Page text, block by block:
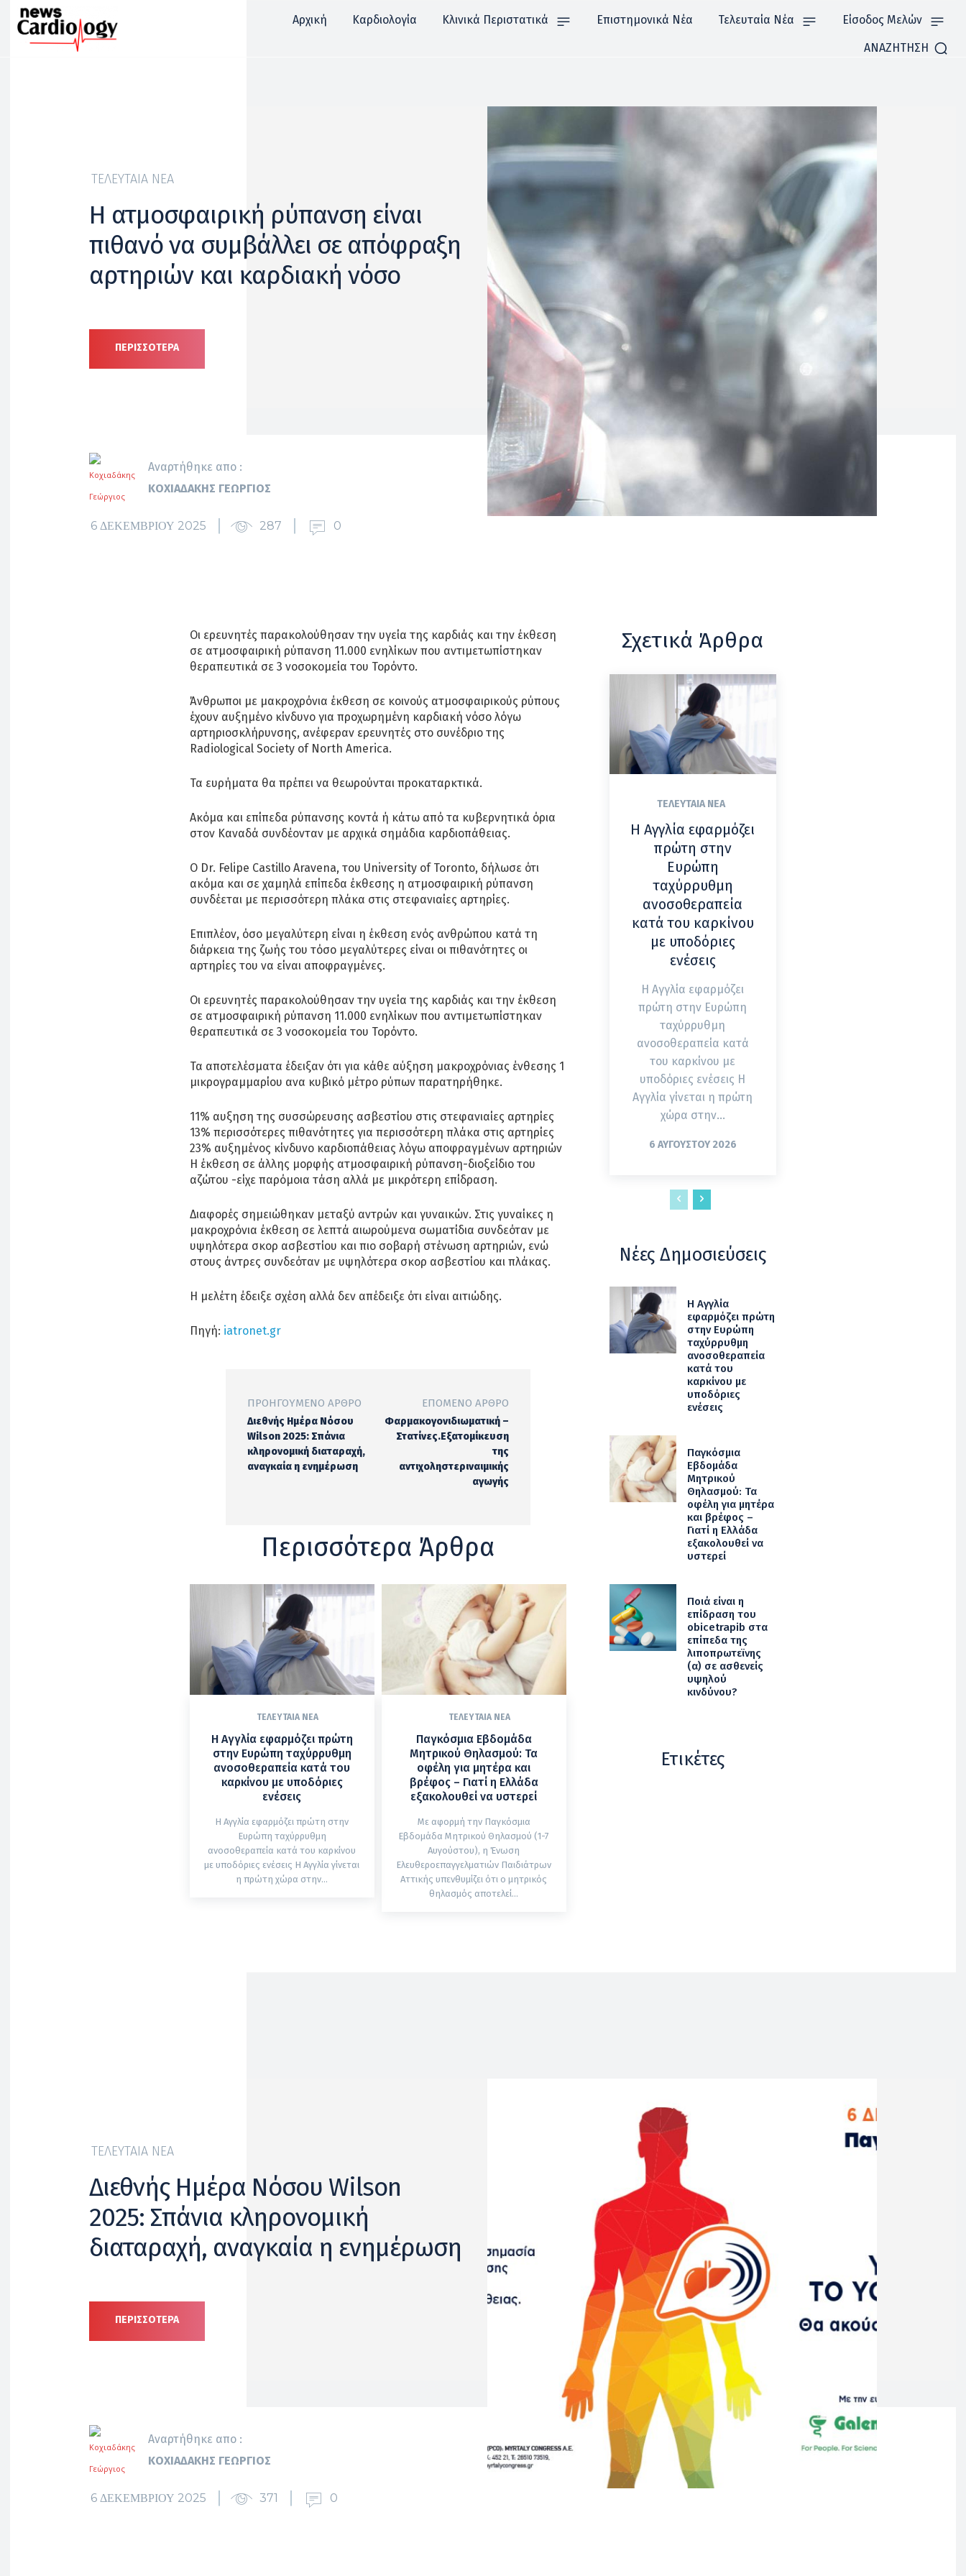
Αρχική Καρδιολογία Κλινικά Περιστατικά Επιστημονικά Νέα Τελευταία Νέα Είσοδος Μελών
ΑΝΑΖΗΤΗΣΗ
ΤΕΛΕΥΤΑΊΑ ΝΈΑ
Η ατμοσφαιρική ρύπανση είναι
πιθανό να συμβάλλει σε απόφραξη
αρτηριών και καρδιακή νόσο
ΠΕΡΙΣΣΟΤΕΡΑ
Αναρτήθηκε απο :
ΚΟΧΙΑΔΆΚΗΣ ΓΕΏΡΓΙΟΣ
6 ΔΕΚΕΜΒΡΊΟΥ 2025 287 0
Οι ερευνητές παρακολούθησαν την υγεία της καρδιάς και την έκθεση
σε ατμοσφαιρική ρύπανση 11.000 ενηλίκων που αντιμετωπίστηκαν
θεραπευτικά σε 3 νοσοκομεία του Τορόντο.
Άνθρωποι με μακροχρόνια έκθεση σε κοινούς ατμοσφαιρικούς ρύπους
έχουν αυξημένο κίνδυνο για προχωρημένη καρδιακή νόσο λόγω
αρτηριοσκλήρυνσης, ανέφεραν ερευνητές στο συνέδριο της
Radiological Society of North America.
Τα ευρήματα θα πρέπει να θεωρούνται προκαταρκτικά.
Ακόμα και επίπεδα ρύπανσης κοντά ή κάτω από τα κυβερνητικά όρια
στον Καναδά συνδέονταν με αρχικά σημάδια καρδιοπάθειας.
Ο Dr. Felipe Castillo Aravena, του University of Toronto, δήλωσε ότι
ακόμα και σε χαμηλά επίπεδα έκθεσης η ατμοσφαιρική ρύπανση
συνδέεται με περισσότερη πλάκα στις στεφανιαίες αρτηρίες.
Επιπλέον, όσο μεγαλύτερη είναι η έκθεση ενός ανθρώπου κατά τη
διάρκεια της ζωής του τόσο μεγαλύτερες είναι οι πιθανότητες οι
αρτηρίες του να είναι αποφραγμένες.
Οι ερευνητές παρακολούθησαν την υγεία της καρδιάς και την έκθεση
σε ατμοσφαιρική ρύπανση 11.000 ενηλίκων που αντιμετωπίστηκαν
θεραπευτικά σε 3 νοσοκομεία του Τορόντο.
Τα αποτελέσματα έδειξαν ότι για κάθε αύξηση μακροχρόνιας ένθεσης 1
μικρογραμμαρίου ανα κυβικό μέτρο ρύπων παρατηρήθηκε.
11% αυξηση της συσσώρευσης ασβεστίου στις στεφανιαίες αρτηρίες
13% περισσότερες πιθανότητες για περισσότερη πλάκα στις αρτηρίες
23% αυξημένος κίνδυνο καρδιοπάθειας λόγω αποφραγμένων αρτηριών
Η έκθεση σε άλλης μορφής ατμοσφαιρική ρύπανση-διοξείδιο του
αζώτου -είχε παρόμοια τάση αλλά με μικρότερη επίδραση.
Διαφορές σημειώθηκαν μεταξύ αντρών και γυναικών. Στις γυναίκες η
μακροχρόνια έκθεση σε λεπτά αιωρούμενα σωματίδια συνδεόταν με
υψηλότερα σκορ ασβεστίου και πιο σοβαρή στένωση αρτηριών, ενώ
στους άντρες συνδεόταν με υψηλότερα σκορ ασβεστίου και πλάκας.
Η μελέτη έδειξε σχέση αλλά δεν απέδειξε ότι είναι αιτιώδης.
Πηγή: iatronet.gr
ΠΡΟΗΓΟΎΜΕΝΟ ΆΡΘΡΟ
Διεθνής Ημέρα Νόσου
Wilson 2025: Σπάνια
κληρονομική διαταραχή,
αναγκαία η ενημέρωση
ΕΠΌΜΕΝΟ ΆΡΘΡΟ
Φαρμακογονιδιωματική –
Στατίνες.Εξατομίκευση
της
αντιχοληστεριναιμικής
αγωγής
Περισσότερα Άρθρα
ΤΕΛΕΥΤΑΊΑ ΝΈΑ
Η Αγγλία εφαρμόζει πρώτη
στην Ευρώπη ταχύρρυθμη
ανοσοθεραπεία κατά του
καρκίνου με υποδόριες
ενέσεις
Η Αγγλία εφαρμόζει πρώτη στην
Ευρώπη ταχύρρυθμη
ανοσοθεραπεία κατά του καρκίνου
με υποδόριες ενέσεις Η Αγγλία γίνεται
η πρώτη χώρα στην...
ΤΕΛΕΥΤΑΊΑ ΝΈΑ
Παγκόσμια Εβδομάδα
Μητρικού Θηλασμού: Τα
οφέλη για μητέρα και
βρέφος – Γιατί η Ελλάδα
εξακολουθεί να υστερεί
Με αφορμή την Παγκόσμια
Εβδομάδα Μητρικού Θηλασμού (1-7
Αυγούστου), η Ένωση
Ελευθεροεπαγγελματιών Παιδιάτρων
Αττικής υπενθυμίζει ότι ο μητρικός
θηλασμός αποτελεί...
Σχετικά Άρθρα
ΤΕΛΕΥΤΑΊΑ ΝΈΑ
Η Αγγλία εφαρμόζει
πρώτη στην
Ευρώπη
ταχύρρυθμη
ανοσοθεραπεία
κατά του καρκίνου
με υποδόριες
ενέσεις
Η Αγγλία εφαρμόζει
πρώτη στην Ευρώπη
ταχύρρυθμη
ανοσοθεραπεία κατά
του καρκίνου με
υποδόριες ενέσεις Η
Αγγλία γίνεται η πρώτη
χώρα στην...
6 ΑΥΓΟΎΣΤΟΥ 2026
Νέες Δημοσιεύσεις
Η Αγγλία
εφαρμόζει πρώτη
στην Ευρώπη
ταχύρρυθμη
ανοσοθεραπεία
κατά του
καρκίνου με
υποδόριες
ενέσεις
Παγκόσμια
Εβδομάδα
Μητρικού
Θηλασμού: Τα
οφέλη για μητέρα
και βρέφος –
Γιατί η Ελλάδα
εξακολουθεί να
υστερεί
Ποιά είναι η
επίδραση του
obicetrapib στα
επίπεδα της
λιποπρωτεϊνης
(α) σε ασθενείς
υψηλού
κινδύνου?
Ετικέτες